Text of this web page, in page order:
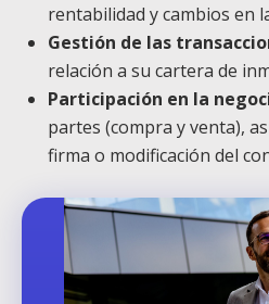
rentabilidad y cambios en
Gestión de las
relación a su cartera de
Participación en la
partes (compra y venta),
firma o modificación del